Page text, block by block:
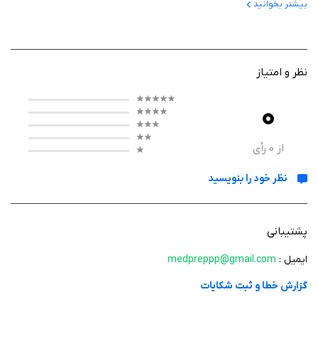
بیشتر بخوانید
نظر و امتیاز
0
از 0 رأی
نظر خود را بنویسید
پشتیبانی
ایمیل : medpreppp@gmail.com
گزارش خطا و ثبت شکایات